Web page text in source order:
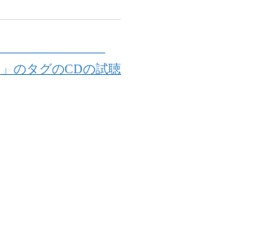
」のタグのCDの試聴